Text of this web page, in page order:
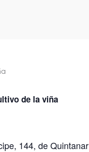
de la viña
144, de